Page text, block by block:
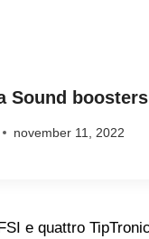
Sound boosters
november 11, 2022